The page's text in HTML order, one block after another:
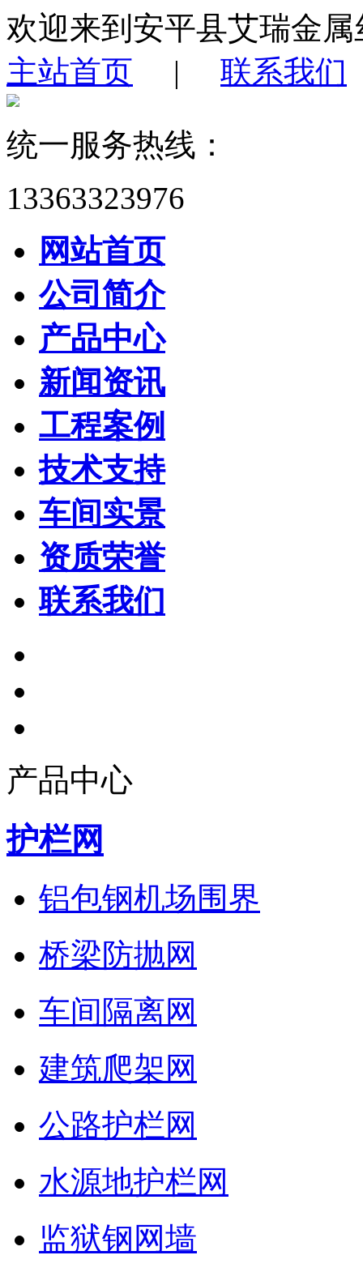
欢迎来到安平县艾瑞金
主站首页 | 联系我们
统一服务热线：
13363323976
网站首页
公司简介
产品中心
新闻资讯
工程案例
技术支持
车间实景
资质荣誉
联系我们
产品中心
护栏网
铝包钢机场围界
桥梁防抛网
车间隔离网
建筑爬架网
公路护栏网
水源地护栏网
监狱钢网墙